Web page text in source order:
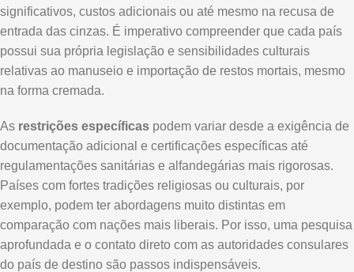
significativos, custos adicionais ou até mesmo na recusa de
entrada das cinzas. É imperativo compreender que cada país
possui sua própria legislação e sensibilidades culturais
relativas ao manuseio e importação de restos mortais, mesmo
na forma cremada.
As restrições específicas podem variar desde a exigência de
documentação adicional e certificações específicas até
regulamentações sanitárias e alfandegárias mais rigorosas.
Países com fortes tradições religiosas ou culturais, por
exemplo, podem ter abordagens muito distintas em
comparação com nações mais liberais. Por isso, uma pesquisa
aprofundada e o contato direto com as autoridades consulares
do país de destino são passos indispensáveis.